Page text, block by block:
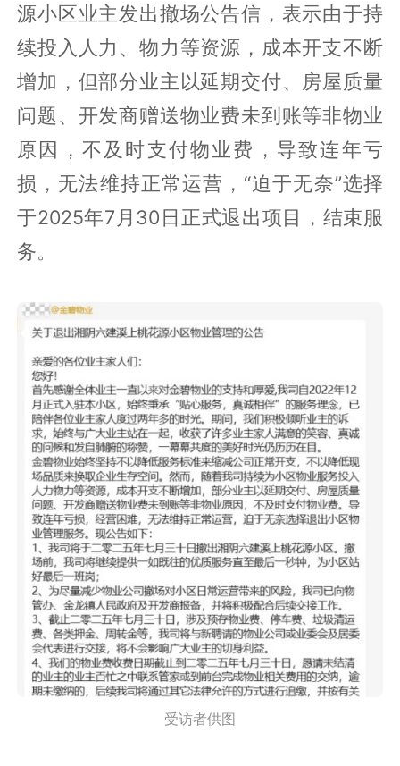
源小区业主发出撤场公告信，表示由于持
续投入人力、物力等资源，成本开支不断
增加，但部分业主以延期交付、房屋质量
问题、开发商赠送物业费未到账等非物业
原因，不及时支付物业费，导致连年亏
损，无法维持正常运营，“迫于无奈”选择
于2025年7月30日正式退出项目，结束服
务。
受访者供图